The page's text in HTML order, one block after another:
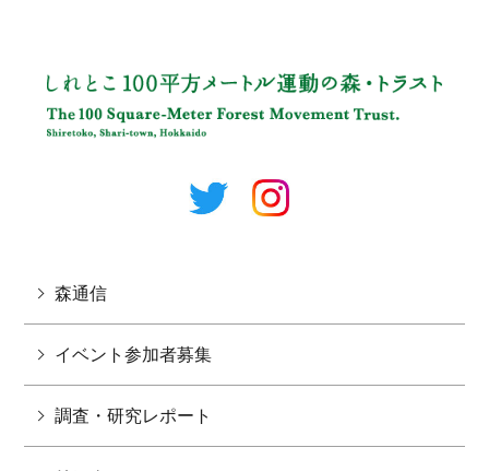
森通信
イベント参加者募集
調査・研究レポート